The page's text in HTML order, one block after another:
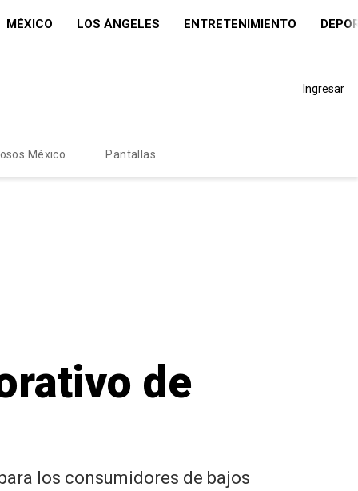
MÉXICO LOS ÁNGELES ENTRETENIMIENTO
Ingresar
México Pantallas
de
los consumidores de bajos